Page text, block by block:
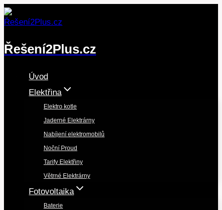
Přeskočit
na
Řešení2Plus.cz
Úvod
Elektřina
Elektro kotle
Jaderné Elektrárny
Nabíjení elektromobilů
Noční Proud
Tarify Elektřiny
Větrné Elektrárny
Fotovoltaika
Baterie